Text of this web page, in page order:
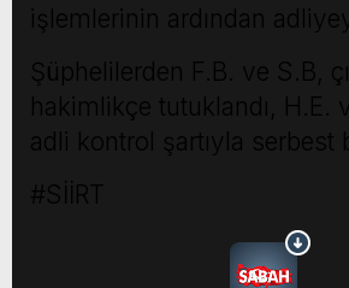
işlemlerinin ardından
Şüphelilerden F.B. ve S.B,
hakimlikçe tutuklandı, H.E.
adli kontrol şartıyla serbest
#SİİRT